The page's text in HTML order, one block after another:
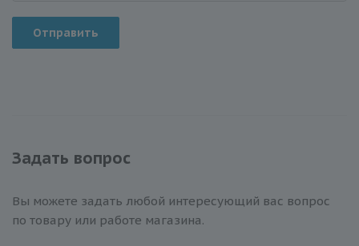
Отправить
Задать вопрос
Вы можете задать любой интересующий вас вопрос
по товару или работе магазина.